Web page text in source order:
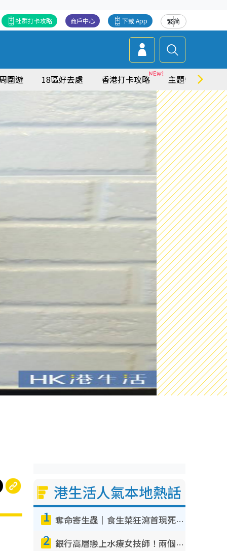
繁简
下載 App
商戶中心
社群打卡攻略
圍遊 18區好去處 香港打卡攻略 主題特集
港生活人氣本地熱話
1 奪命寄生蟲｜食生菜狂瀉首現死者！疫潮惡化錄1.8萬宗病例 揭洗菜3大謬誤
2 銀行高層戀上水療女技師！兩個月借128萬驚覺「沉船」沉落火海 揭背後疑似邪教操控賣淫